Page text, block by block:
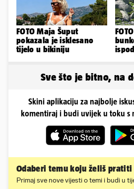
FOTO Maja Šuput
pokazala je isklesano
tijelo u bikiniju
Sve što je bitno, na
Skini aplikaciju za najbolje
komentiraj i budi uvijek u toku s
Odaberi temu koju želiš pratiti
Primaj sve nove vijesti o temi i budi u